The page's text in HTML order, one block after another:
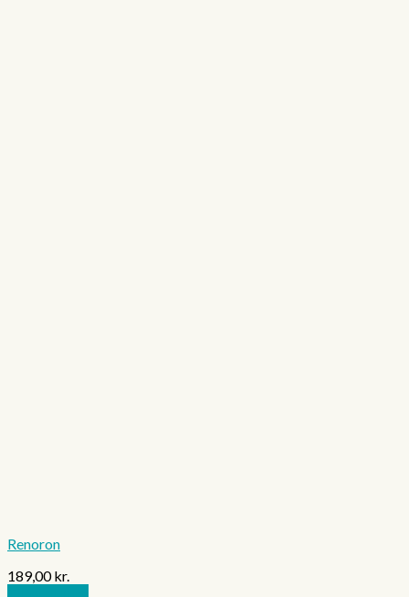
Renoron
189,00kr.